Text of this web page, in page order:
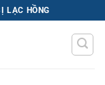
LẠC HỒNG